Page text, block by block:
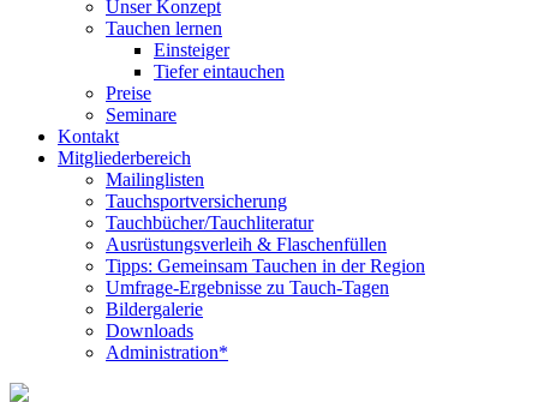
Unser Konzept
Tauchen lernen
Einsteiger
Tiefer eintauchen
Preise
Seminare
Kontakt
Mitgliederbereich
Mailinglisten
Tauchsportversicherung
Tauchbücher/Tauchliteratur
Ausrüstungsverleih & Flaschenfüllen
Tipps: Gemeinsam Tauchen in der Region
Umfrage-Ergebnisse zu Tauch-Tagen
Bildergalerie
Downloads
Administration*